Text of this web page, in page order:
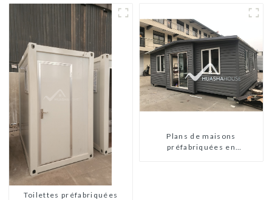
Toilettes préfabriquées
Plans de maisons
préfabriquées en